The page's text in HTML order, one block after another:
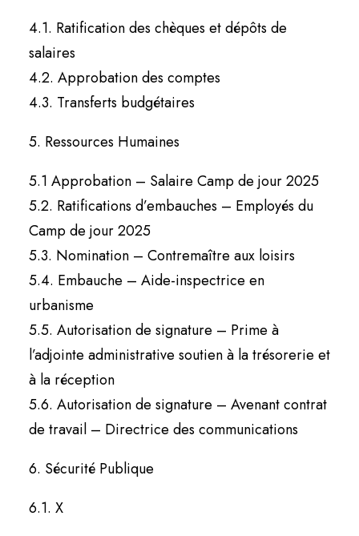
4.1. Ratification des chèques et dépôts de
salaires
4.2. Approbation des comptes
4.3. Transferts budgétaires
5. Ressources Humaines
5.1 Approbation – Salaire Camp de jour 2025
5.2. Ratifications d’embauches – Employés du
Camp de jour 2025
5.3. Nomination – Contremaître aux loisirs
5.4. Embauche – Aide-inspectrice en
urbanisme
5.5. Autorisation de signature – Prime à
l’adjointe administrative soutien à la trésorerie et
à la réception
5.6. Autorisation de signature – Avenant contrat
de travail – Directrice des communications
6. Sécurité Publique
6.1. X